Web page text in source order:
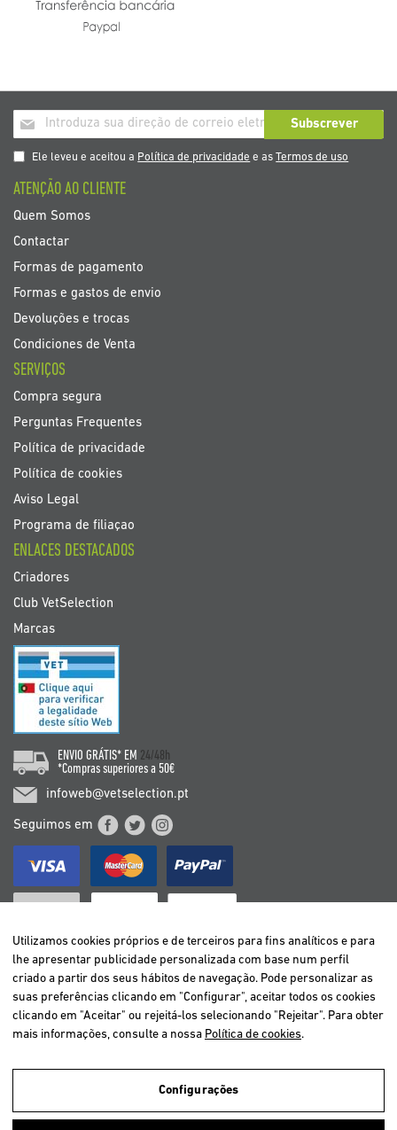
Inscrição
a
nosso
de
noticias
Subscrever
Ele leveu e aceitou a Política de privacidade e as Termos de uso
ATENÇÃO AO CLIENTE
Quem Somos
Contactar
Formas de pagamento
Formas e gastos de envio
Devoluções e trocas
Condiciones de Venta
SERVIÇOS
Compra segura
Perguntas Frequentes
Política de privacidade
Política de cookies
Aviso Legal
Programa de filiaçao
ENLACES DESTACADOS
Criadores
Club VetSelection
Marcas
ENVIO GRÁTIS* EM 24/48h
*Compras superiores a 50€
infoweb@vetselection.pt
Seguimos em
BELGIË / BELGIQUE
DEUTSCHLAND
ESPAÑA
ITALIA
Utilizamos cookies próprios e de terceiros para fins analíticos e para
lhe apresentar publicidade personalizada com base num perfil
criado a partir dos seus hábitos de navegação. Pode personalizar as
suas preferências clicando em "Configurar", aceitar todos os cookies
clicando em "Aceitar" ou rejeitá-los selecionando "Rejeitar". Para obter
mais informações, consulte a nossa Política de cookies.
Configurações